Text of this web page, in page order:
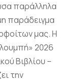
παράλληλα
παράδειγμα
μας. Η
2026
Βιβλίου –
την